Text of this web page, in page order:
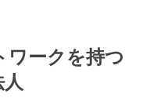
ワークを持つ